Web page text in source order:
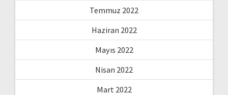
Temmuz 2022
Haziran 2022
Mayıs 2022
Nisan 2022
Mart 2022